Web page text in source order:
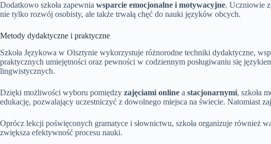
Dodatkowo szkoła zapewnia wsparcie emocjonalne i motywacyjne. Uczniowie
nie tylko rozwój osobisty, ale także trwałą chęć do nauki języków obcych.
Metody dydaktyczne i praktyczne
Szkoła Językowa w Olsztynie wykorzystuje różnorodne techniki dydaktyczne,
praktycznych umiejętności oraz pewności w codziennym posługiwaniu się
lingwistycznych.
Dzięki możliwości wyboru pomiędzy zajęciami online a stacjonarnymi, szkoła
edukację, pozwalający uczestniczyć z dowolnego miejsca na świecie. Natomiast
Oprócz lekcji poświęconych gramatyce i słownictwu, szkoła organizuje również
zwiększa efektywność procesu nauki.